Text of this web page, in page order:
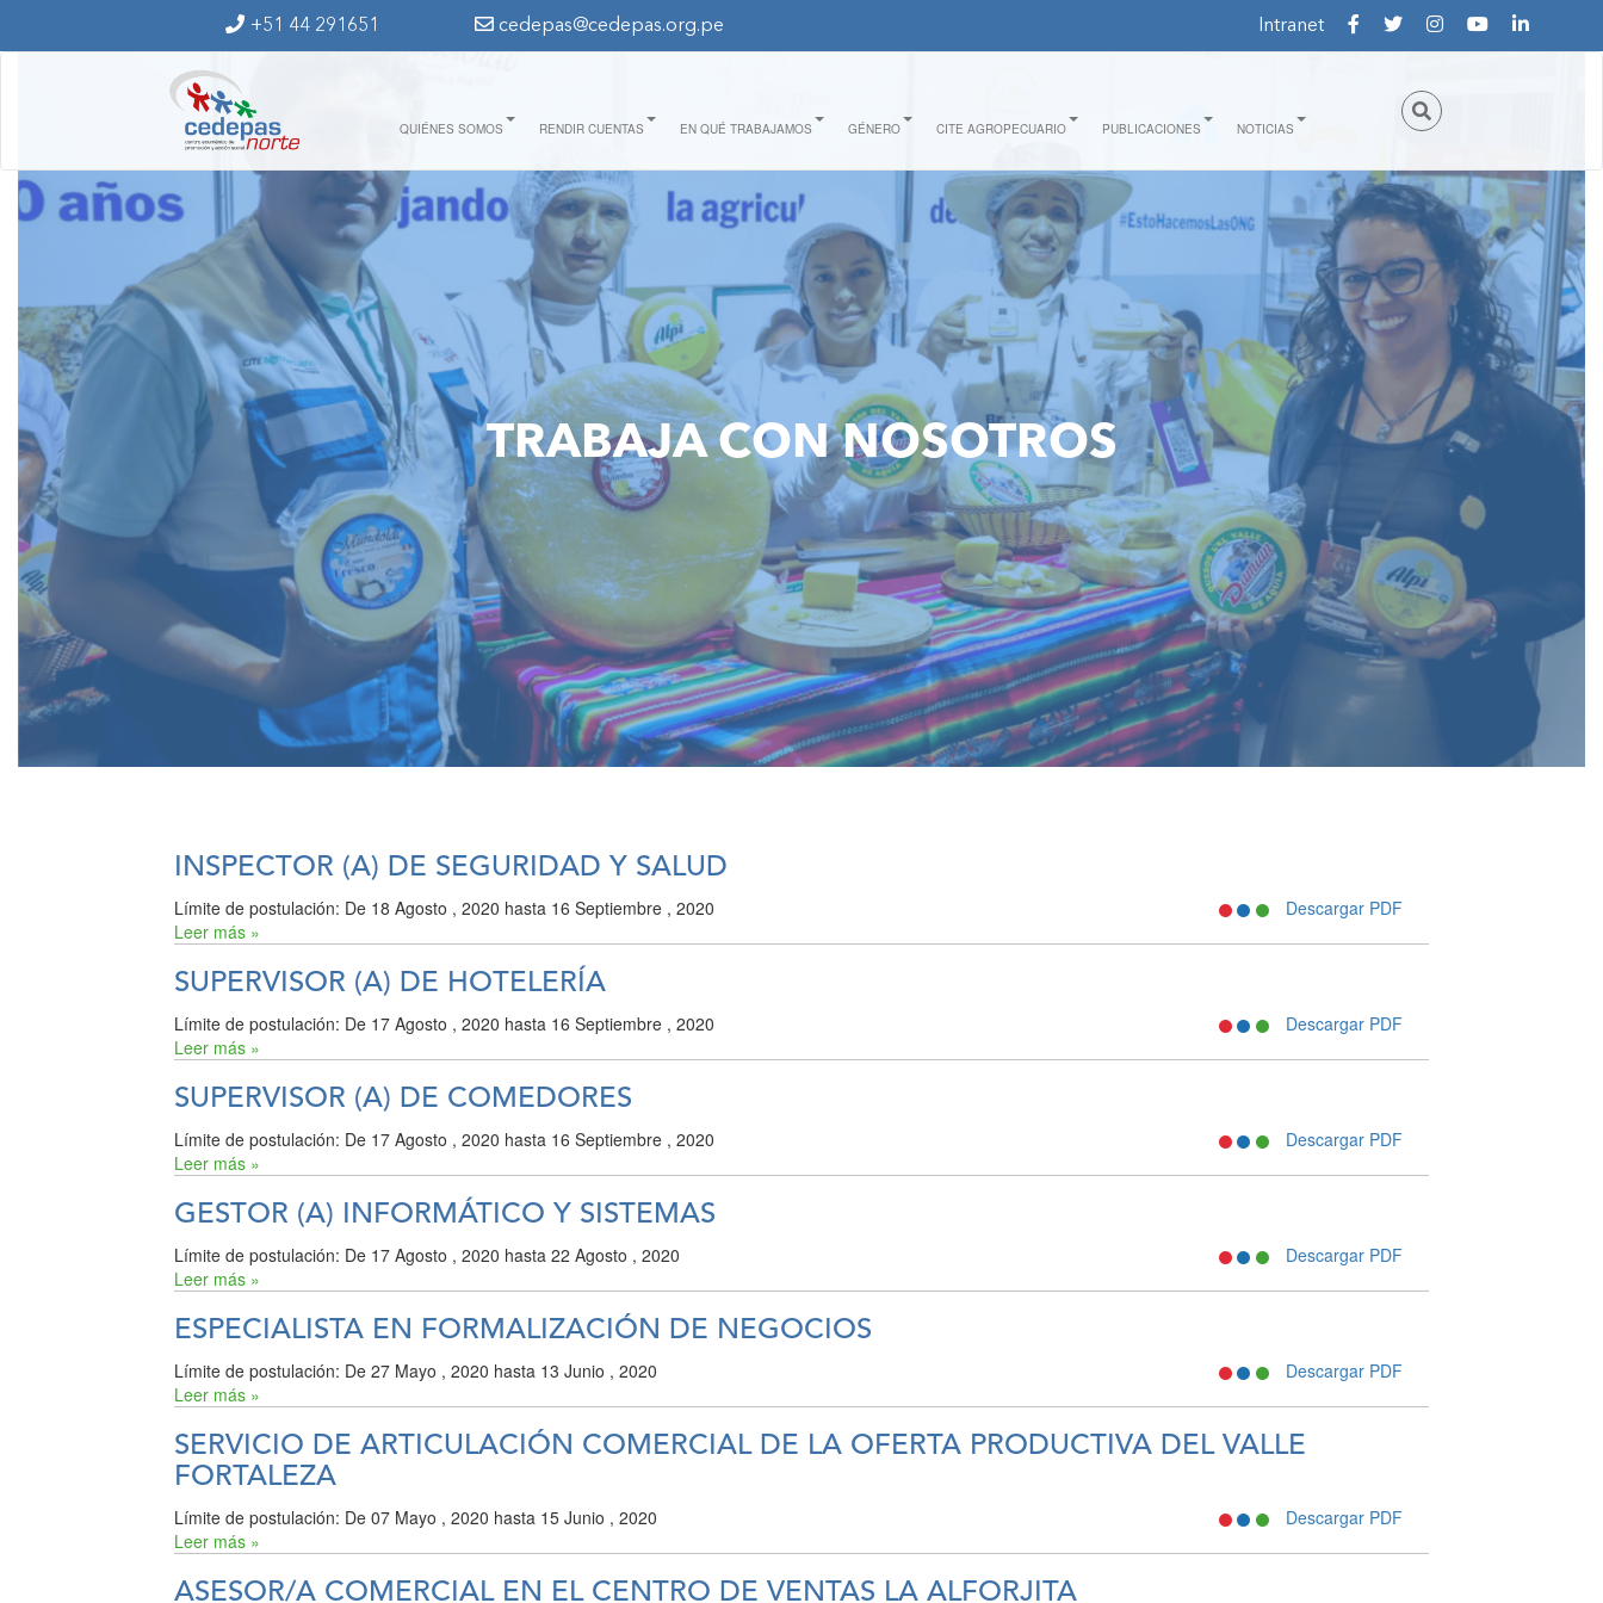
+51 44 291651 cedepas@cedepas.org.pe Intranet
QUIÉNES SOMOS RENDIR CUENTAS EN QUÉ TRABAJAMOS GÉNERO CITE AGROPECUARIO PUBLICACIONES NOTICIAS
TRABAJA CON NOSOTROS
INSPECTOR (A) DE SEGURIDAD Y SALUD
Límite de postulación: De 18 Agosto , 2020 hasta 16 Septiembre , 2020
Descargar PDF
Leer más »
SUPERVISOR (A) DE HOTELERÍA
Límite de postulación: De 17 Agosto , 2020 hasta 16 Septiembre , 2020
Descargar PDF
Leer más »
SUPERVISOR (A) DE COMEDORES
Límite de postulación: De 17 Agosto , 2020 hasta 16 Septiembre , 2020
Descargar PDF
Leer más »
GESTOR (A) INFORMÁTICO Y SISTEMAS
Límite de postulación: De 17 Agosto , 2020 hasta22 Agosto , 2020
Descargar PDF
Leer más »
ESPECIALISTA EN FORMALIZACIÓN DE NEGOCIOS
Límite de postulación: De27 Mayo , 2020 hasta 13 Junio , 2020
Descargar PDF
Leer más »
SERVICIO DE ARTICULACIÓN COMERCIAL DE LA OFERTA PRODUCTIVA DEL VALLE
FORTALEZA
Límite de postulación: De07 Mayo , 2020 hasta 15 Junio , 2020
Descargar PDF
Leer más »
ASESOR/A COMERCIAL EN EL CENTRO DE VENTAS LA ALFORJITA